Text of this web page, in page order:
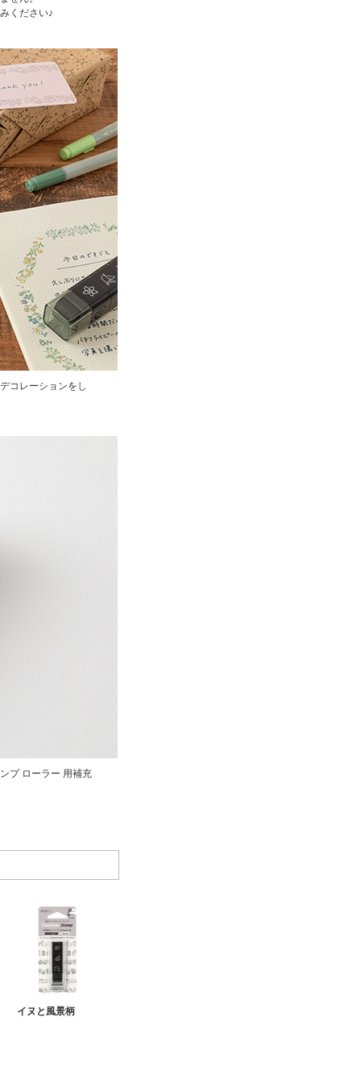
ください♪
コレーションをし
プ ローラー 用補充
イヌと風景柄